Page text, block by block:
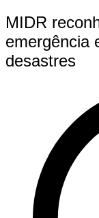
MIDR
emergência
desastres